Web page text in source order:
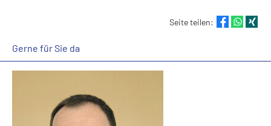
Seite teilen:
Gerne für Sie da